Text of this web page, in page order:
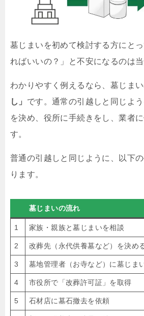
墓じまいを初めて検討する方にと
ればいいの？」と不安になるのは当
わかりやすく例えるなら、墓じま
し」 です。通常の引越しと同じよ
を決め、役所に手続きをし、業者
す。
普通の引越しと同じように、以下
ります。
墓じまいの流れ
1 家族・親族と墓じまいを相談
2 改葬先（永代供養墓など）を決め
3 墓地管理者（お寺など）に墓じま
4 市役所で「改葬許可証」を取得
5 石材店に墓石撤去を依頼